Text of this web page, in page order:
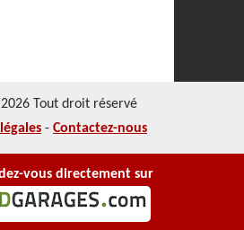
REALISATIONS
vous directement sur
Tout droit réservé
- Contactez-nous